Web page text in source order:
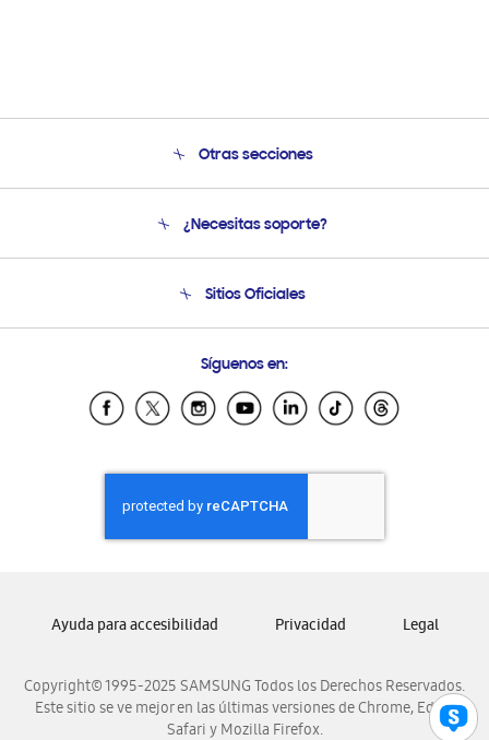
Otras secciones
Soporte
¿Necesitas soporte?
Soporte vía eMail
Sitios Oficiales
Samsung Ecuador
Samsung El Salvador
Samsung Honduras
Samsung Nicaragua
Samsung Panamá
Samsung Venezuela
Síguenos en:
Copyright© 1995-2025 SAMSUNG Todos los Derechos Reservados.
Este sitio se ve mejor en las últimas versiones de Chrome, Edge,
Safari y Mozilla Firefox.
Ayuda para accesibilidad Privacidad Legal